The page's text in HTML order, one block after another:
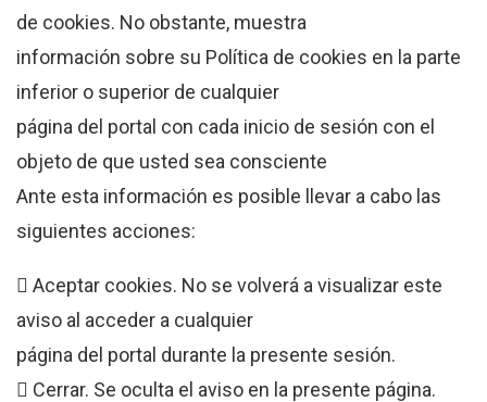
de cookies. No obstante, muestra
información sobre su Política de cookies en la parte
inferior o superior de cualquier
página del portal con cada inicio de sesión con el
objeto de que usted sea consciente
Ante esta información es posible llevar a cabo las
siguientes acciones:
 Aceptar cookies. No se volverá a visualizar este
aviso al acceder a cualquier
página del portal durante la presente sesión.
 Cerrar. Se oculta el aviso en la presente página.